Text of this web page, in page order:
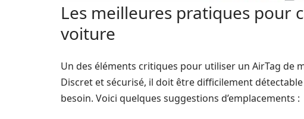
Les meilleures pratiques pour
voiture
Un des éléments critiques pour utiliser un AirTag de
Discret et sécurisé, il doit être difficilement
besoin. Voici quelques suggestions d’emplacements :